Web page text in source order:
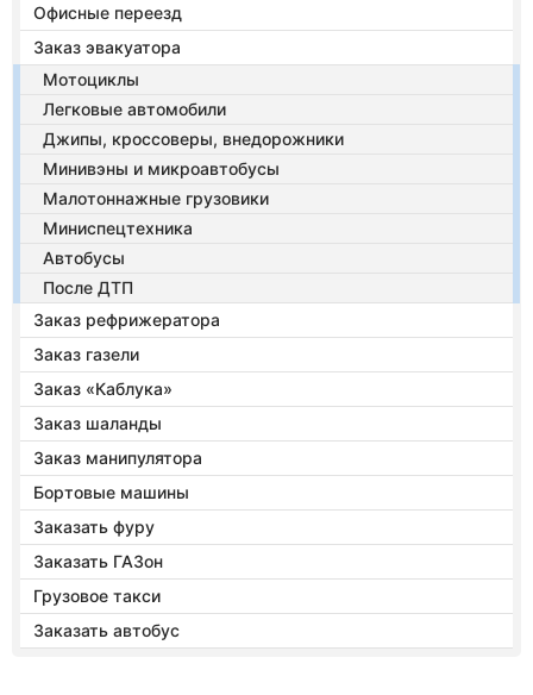
Офисные переезд
Заказ эвакуатора
Мотоциклы
Легковые автомобили
Джипы, кроссоверы, внедорожники
Минивэны и микроавтобусы
Малотоннажные грузовики
Миниспецтехника
Автобусы
После ДТП
Заказ рефрижератора
Заказ газели
Заказ «Каблука»
Заказ шаланды
Заказ манипулятора
Бортовые машины
Заказать фуру
Заказать ГАЗон
Грузовое такси
Заказать автобус